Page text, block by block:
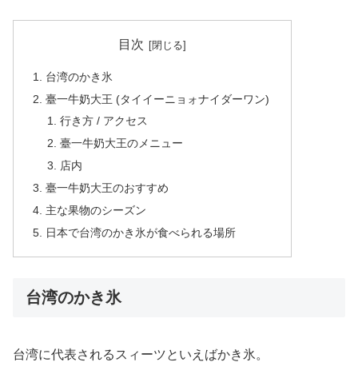
目次
台湾のかき氷
臺一牛奶大王 (タイイーニョォナイダーワン)
行き方 / アクセス
臺一牛奶大王のメニュー
店内
臺一牛奶大王のおすすめ
主な果物のシーズン
日本で台湾のかき氷が食べられる場所
台湾のかき氷
台湾に代表されるスィーツといえばかき氷。